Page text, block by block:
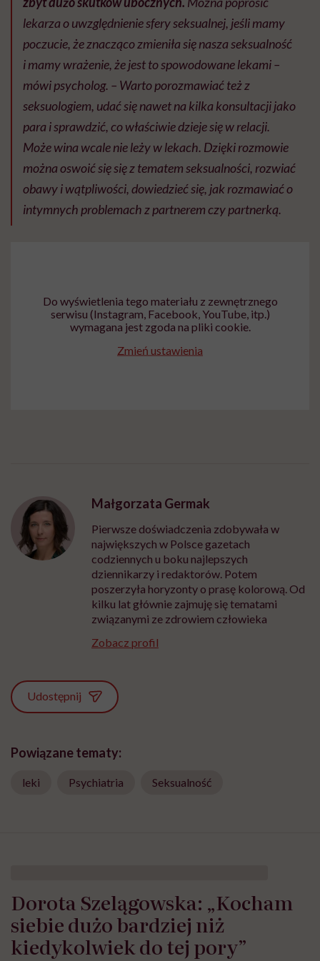
lekarza o uwzględnienie sfery seksualnej, jeśli mamy
poczucie, że znacząco zmieniła się nasza seksualność
i mamy wrażenie, że jest to spowodowane lekami –
mówi psycholog. – Warto porozmawiać też z
seksuologiem, udać się nawet na kilka konsultacji jako
para i sprawdzić, co właściwie dzieje się w relacji.
Może wina wcale nie leży w lekach. Dzięki rozmowie
można oswoić się się z tematem seksualności, rozwiać
obawy i wątpliwości, dowiedzieć się, jak rozmawiać o
intymnych problemach z partnerem czy partnerką.
Do wyświetlenia tego materiału z zewnętrznego
serwisu (Instagram, Facebook, YouTube, itp.)
wymagana jest zgoda na pliki cookie.
Zmień ustawienia
Małgorzata Germak
Pierwsze doświadczenia zdobywała w
największych w Polsce gazetach
codziennych u boku najlepszych
dziennikarzy i redaktorów. Potem
poszerzyła horyzonty o prasę kolorową. Od
kilku lat głównie zajmuję się tematami
związanymi ze zdrowiem człowieka
Zobacz profil
Udostępnij
Powiązane tematy:
leki Psychiatria Seksualność
Dorota Szelągowska: „Kocham
siebie dużo bardziej niż
kiedykolwiek do tej pory”